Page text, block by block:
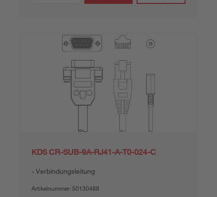
KDS CR-SUB-9A-RJ41-A-T0-024-C
Verbindungsleitung
Artikelnummer: 50130488